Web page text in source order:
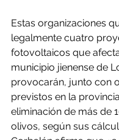
Estas organizaciones
legalmente cuatro
fotovoltaicos que
municipio jienense de
provocarán, junto con
previstos en la
eliminación de más de
olivos, según sus